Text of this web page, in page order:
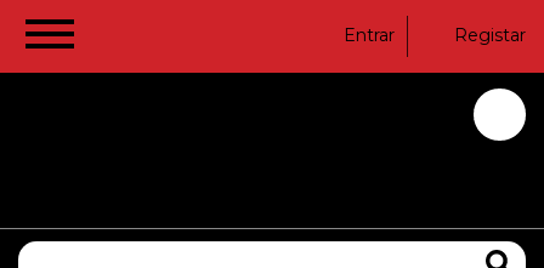
Entrar Registar